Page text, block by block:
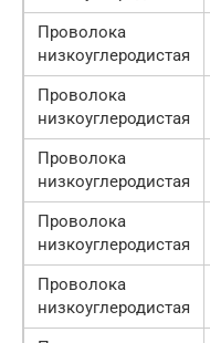
Проволока
низкоуглеродистая
Проволока
низкоуглеродистая
Проволока
низкоуглеродистая
Проволока
низкоуглеродистая
Проволока
низкоуглеродистая